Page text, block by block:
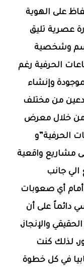
على الهوية
عصرية تليق
اسم وشخصية
الحرفية رغم
وإنشاء
من مختلف
من خلال معرض
الحرفية”و
مشاريع واقعية
الي جانب
أمام أي صعوبات
دائماً على أن
والإنجاز،
لذلك كنت
في كل خطوة